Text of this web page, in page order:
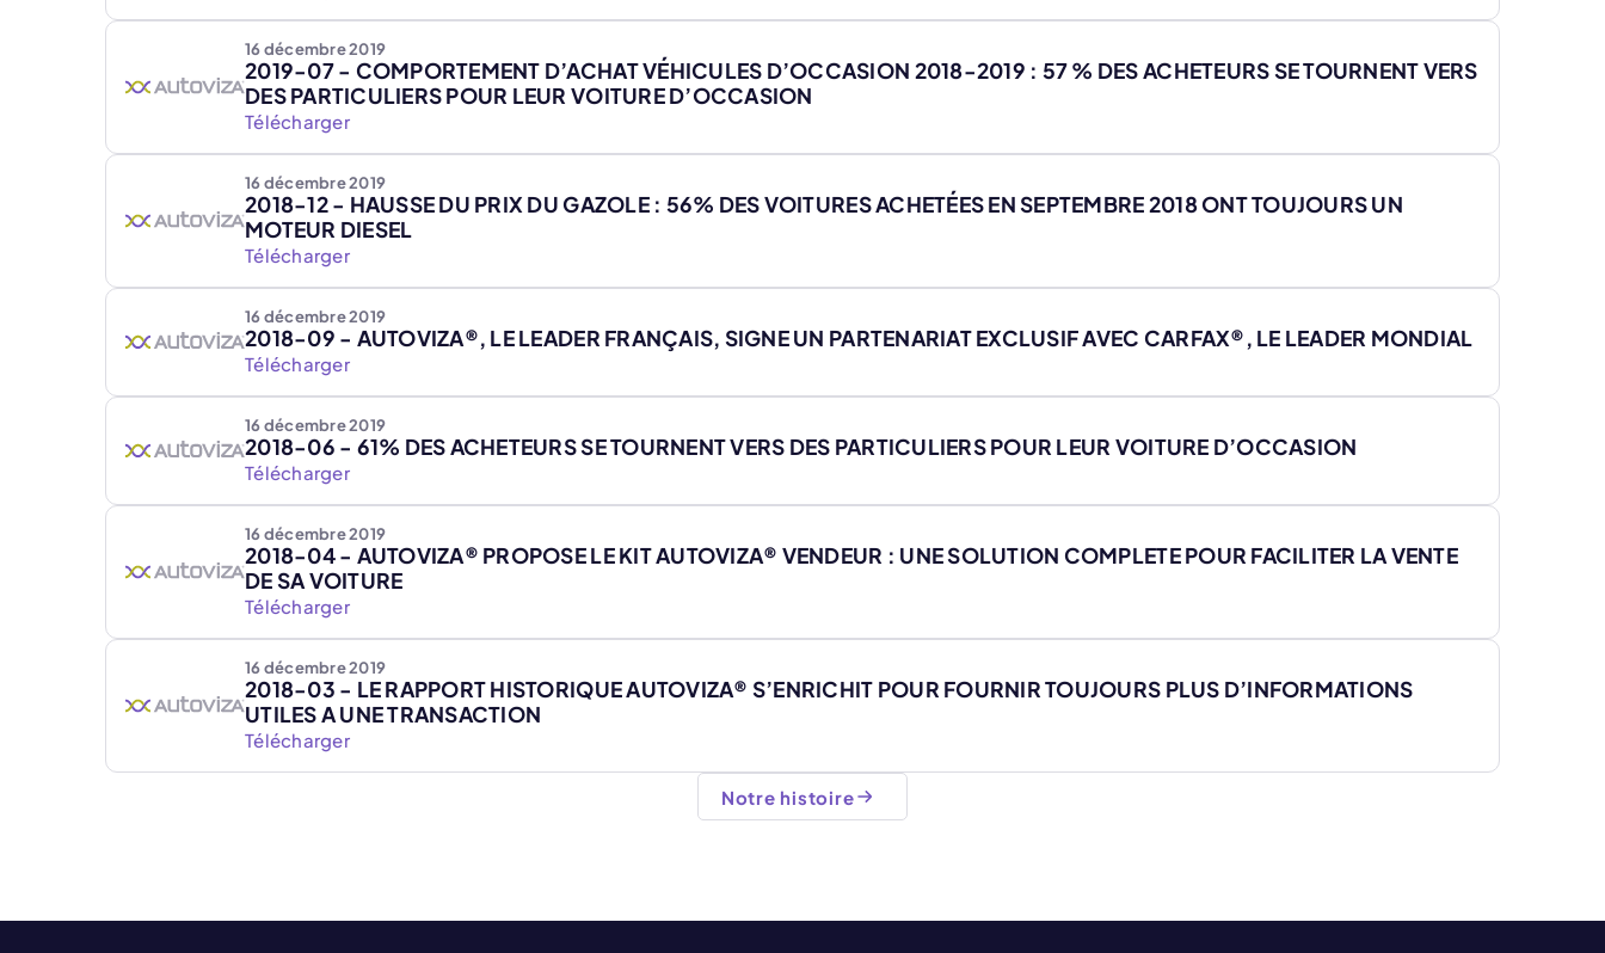
16 décembre 2019
2019-07 - COMPORTEMENT D’ACHAT VÉHICULES D’OCCASION 2018-2019 : 57 % DES ACHETEURS SE TOURNENT VERS
DES PARTICULIERS POUR LEUR VOITURE D’OCCASION
Télécharger
16 décembre 2019
2018-12 - HAUSSE DU PRIX DU GAZOLE : 56% DES VOITURES ACHETÉES EN SEPTEMBRE 2018 ONT TOUJOURS UN
MOTEUR DIESEL
Télécharger
16 décembre 2019
2018-09 - AUTOVIZA®, LE LEADER FRANÇAIS, SIGNE UN PARTENARIAT EXCLUSIF AVEC CARFAX®, LE LEADER MONDIAL
Télécharger
16 décembre 2019
2018-06 - 61% DES ACHETEURS SE TOURNENT VERS DES PARTICULIERS POUR LEUR VOITURE D’OCCASION
Télécharger
16 décembre 2019
2018-04 - AUTOVIZA® PROPOSE LE KIT AUTOVIZA® VENDEUR : UNE SOLUTION COMPLETE POUR FACILITER LA VENTE
DE SA VOITURE
Télécharger
16 décembre 2019
2018-03 - LE RAPPORT HISTORIQUE AUTOVIZA® S’ENRICHIT POUR FOURNIR TOUJOURS PLUS D’INFORMATIONS
UTILES A UNE TRANSACTION
Télécharger
Notre histoire